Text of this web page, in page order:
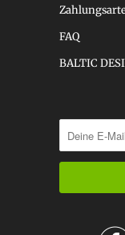
FAQ
BALTIC